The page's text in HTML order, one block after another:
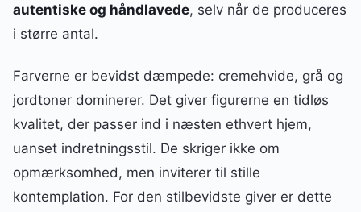
autentiske og håndlavede, selv når de produceres
i større antal.
Farverne er bevidst dæmpede: cremehvide, grå og
jordtoner dominerer. Det giver figurerne en tidløs
kvalitet, der passer ind i næsten ethvert hjem,
uanset indretningsstil. De skriger ikke om
opmærksomhed, men inviterer til stille
kontemplation. For den stilbevidste giver er dette